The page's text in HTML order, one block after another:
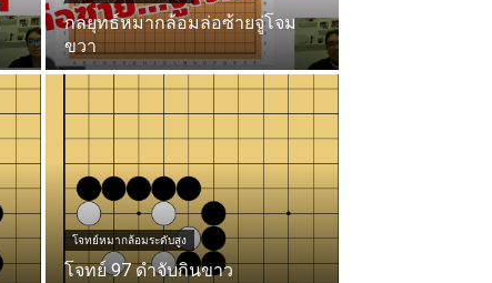
กลยุทธ์หมากล้อมล่อซ้ายจู่โจม
ขวา
โจทย์หมากล้อมระดับสูง
โจทย์ 97 ดำจับกินขาว